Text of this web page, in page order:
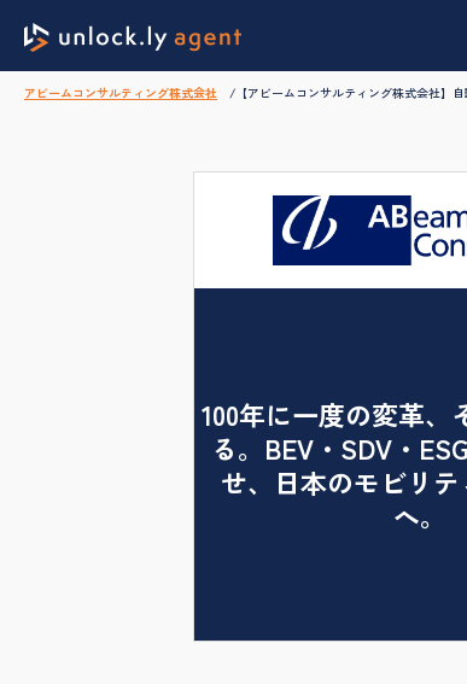
アビームコンサルティング株式会社 【アビームコンサルティング株式会社
100年に一度の変革、
る。BEV・SDV・
せ、日本のモビリ
へ。